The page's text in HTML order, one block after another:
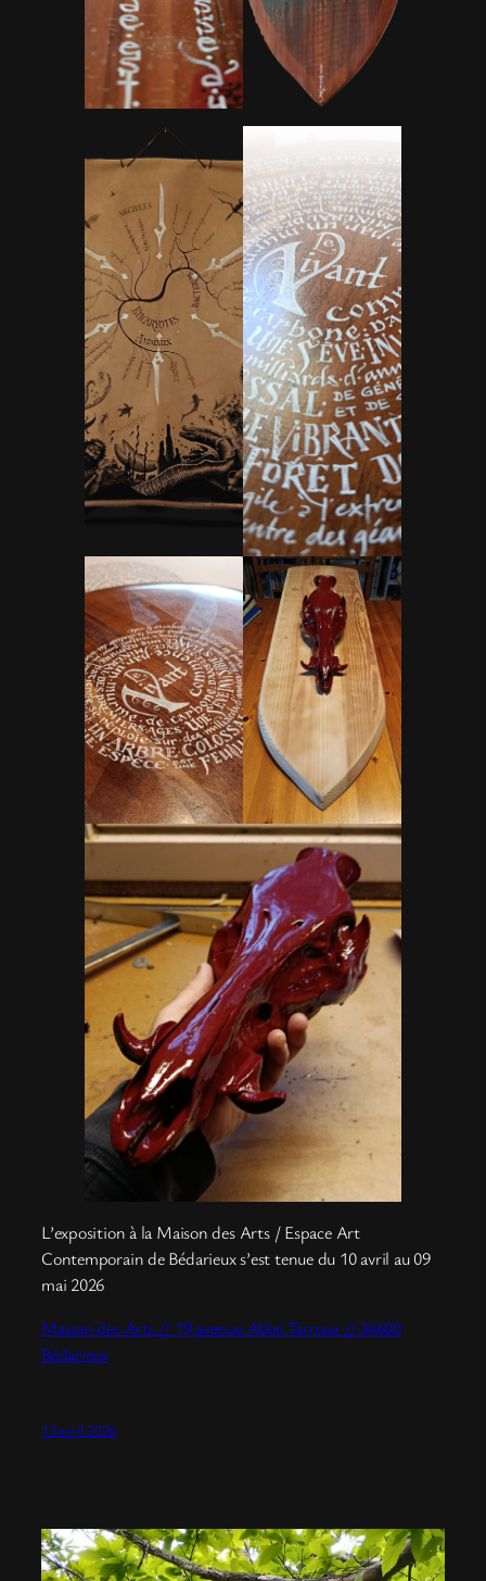
L’exposition à la Maison des Arts / Espace Art
Contemporain de Bédarieux s’est tenue du 10 avril au 09
mai 2026
Maison des Arts // 19 avenue Abbé Tarroux // 34600
Bédarieux
13 avril 2026